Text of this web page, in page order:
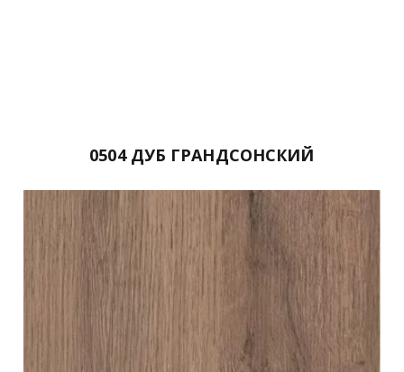
0504 ДУБ ГРАНДСОНСКИЙ